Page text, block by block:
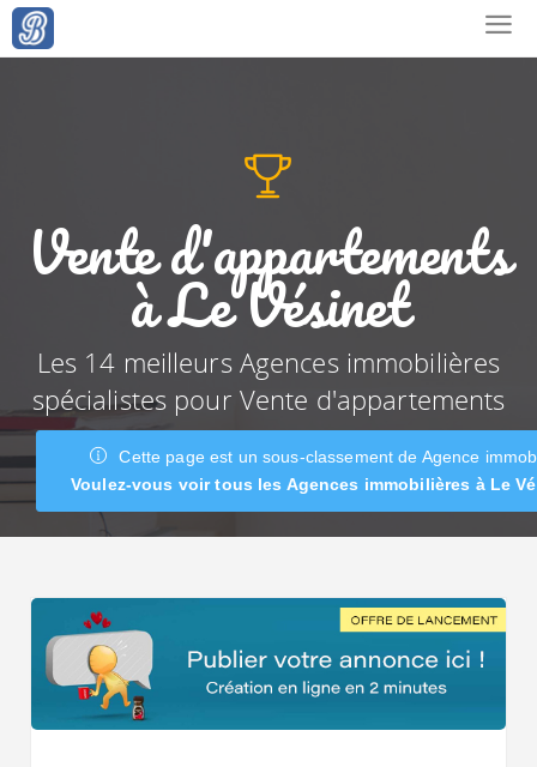
Vente d'appartements
à Le Vésinet
Les 14 meilleurs Agences immobilières
spécialistes pour Vente d'appartements
Cette page est un sous-classement de Agence
Voulez-vous voir tous les Agences immobilières à Le